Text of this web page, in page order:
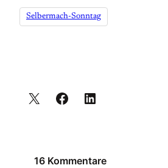
Selbermach-Sonntag
16 Kommentare